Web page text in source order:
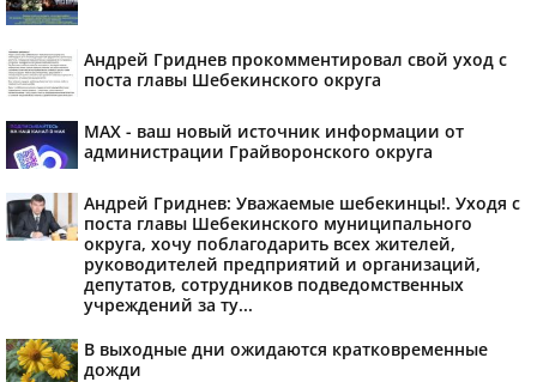
Андрей Гриднев прокомментировал свой уход с
поста главы Шебекинского округа
MAX - ваш новый источник информации от
администрации Грайворонского округа
Андрей Гриднев: Уважаемые шебекинцы!. Уходя с
поста главы Шебекинского муниципального
округа, хочу поблагодарить всех жителей,
руководителей предприятий и организаций,
депутатов, сотрудников подведомственных
учреждений за ту...
В выходные дни ожидаются кратковременные
дожди